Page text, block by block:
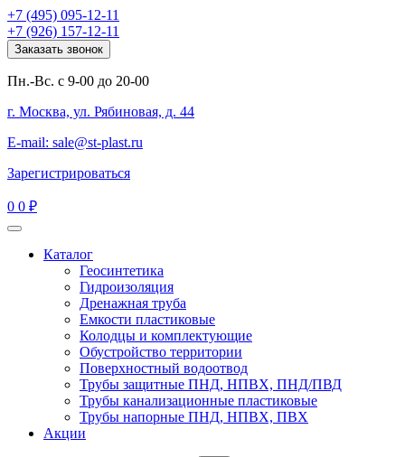
+7 (495) 095-12-11
+7 (926) 157-12-11
Заказать звонок
Пн.-Вс. с 9-00 до 20-00
г. Москва, ул. Рябиновая, д. 44
E-mail: sale@st-plast.ru
Зарегистрироваться
0 0 ₽
Каталог
Геосинтетика
Гидроизоляция
Дренажная труба
Емкости пластиковые
Колодцы и комплектующие
Обустройство территории
Поверхностный водоотвод
Трубы защитные ПНД, НПВХ, ПНД/ПВД
Трубы канализационные пластиковые
Трубы напорные ПНД, НПВХ, ПВХ
Акции